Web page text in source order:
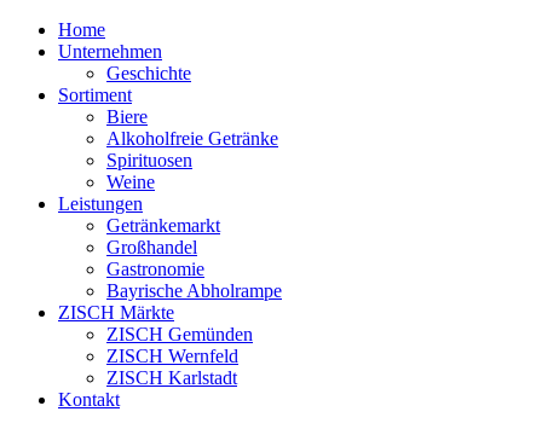
Home
Unternehmen
Geschichte
Sortiment
Biere
Alkoholfreie Getränke
Spirituosen
Weine
Leistungen
Getränkemarkt
Großhandel
Gastronomie
Bayrische Abholrampe
ZISCH Märkte
ZISCH Gemünden
ZISCH Wernfeld
ZISCH Karlstadt
Kontakt